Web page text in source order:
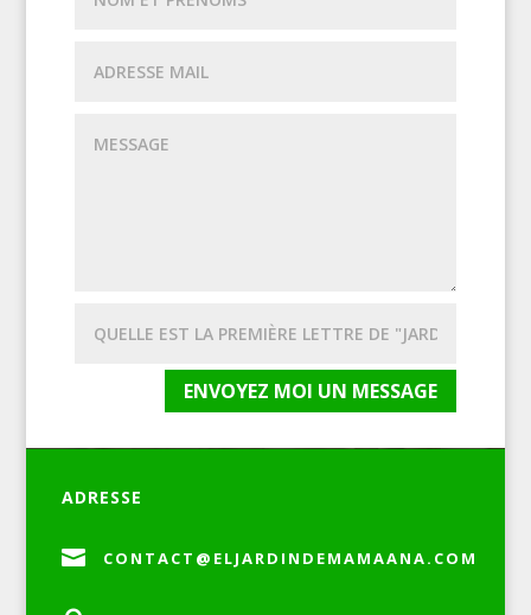
ENVOYEZ MOI UN MESSAGE
ADRESSE
 CONTACT@ELJARDINDEMAMAANA.COM